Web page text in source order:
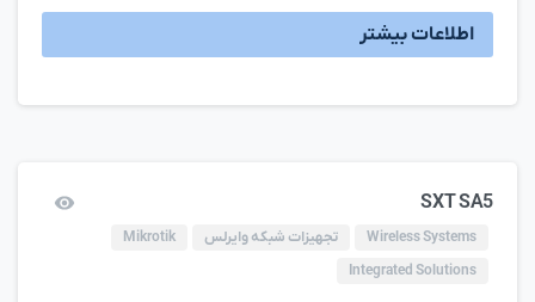
اطلاعات بیشتر
SXT SA5
Wireless Systems تجهیزات شبکه وایرلس
Mikrotik
Integrated Solutions